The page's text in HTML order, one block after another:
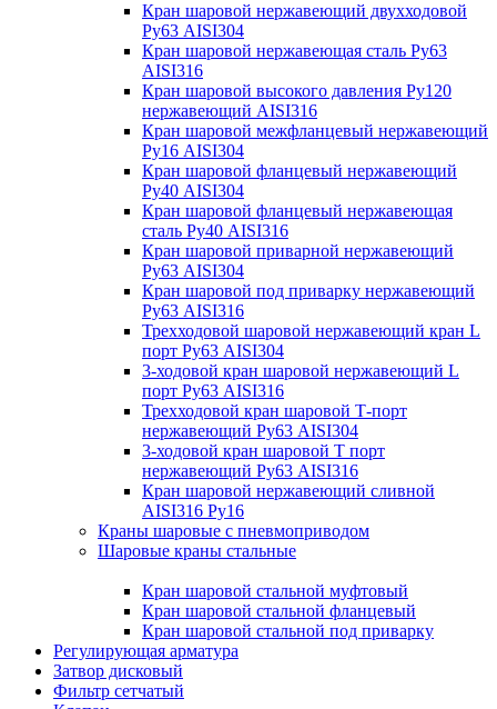
Кран шаровой нержавеющий двухходовой
Ру63 AISI304
Кран шаровой нержавеющая сталь Ру63
AISI316
Кран шаровой высокого давления Ру120
нержавеющий AISI316
Кран шаровой межфланцевый нержавеющий
Ру16 AISI304
Кран шаровой фланцевый нержавеющий
Ру40 AISI304
Кран шаровой фланцевый нержавеющая
сталь Ру40 AISI316
Кран шаровой приварной нержавеющий
Ру63 AISI304
Кран шаровой под приварку нержавеющий
Ру63 AISI316
Трехходовой шаровой нержавеющий кран L
порт Ру63 AISI304
3-ходовой кран шаровой нержавеющий L
порт Ру63 AISI316
Трехходовой кран шаровой Т-порт
нержавеющий Ру63 AISI304
3-ходовой кран шаровой Т порт
нержавеющий Ру63 AISI316
Кран шаровой нержавеющий сливной
AISI316 Ру16
Краны шаровые с пневмоприводом
Шаровые краны стальные
Кран шаровой стальной муфтовый
Кран шаровой стальной фланцевый
Кран шаровой стальной под приварку
Регулирующая арматура
Затвор дисковый
Фильтр сетчатый